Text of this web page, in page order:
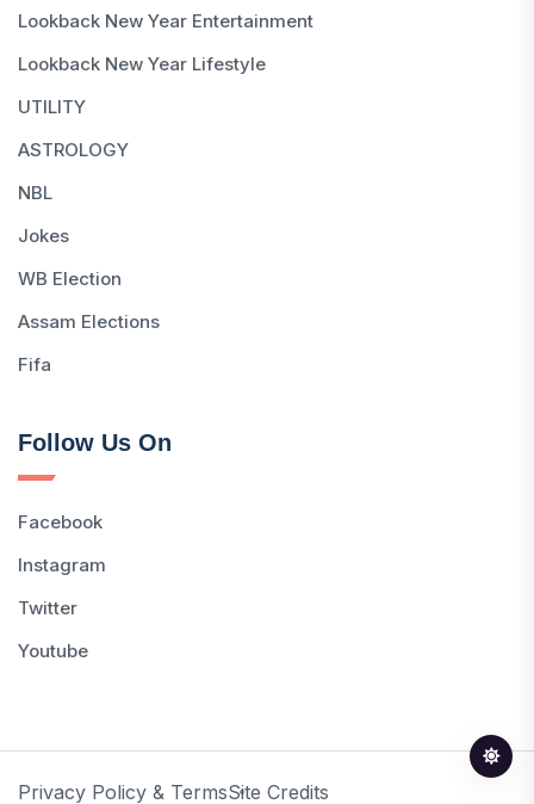
Lookback New Year Entertainment
Lookback New Year Lifestyle
UTILITY
ASTROLOGY
NBL
Jokes
WB Election
Assam Elections
Fifa
Follow Us On
Facebook
Instagram
Twitter
Youtube
Privacy Policy & TermsSite Credits